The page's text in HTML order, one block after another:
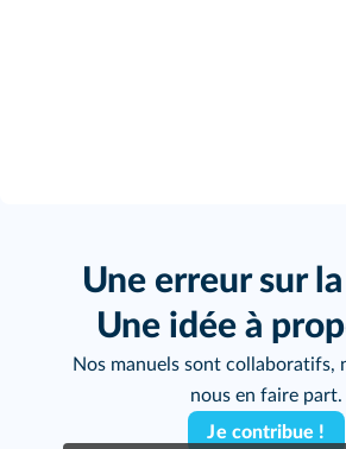
Une erreur sur
Une idée à
Nos manuels sont collaboratifs,
nous en faire part.
Je contribue !